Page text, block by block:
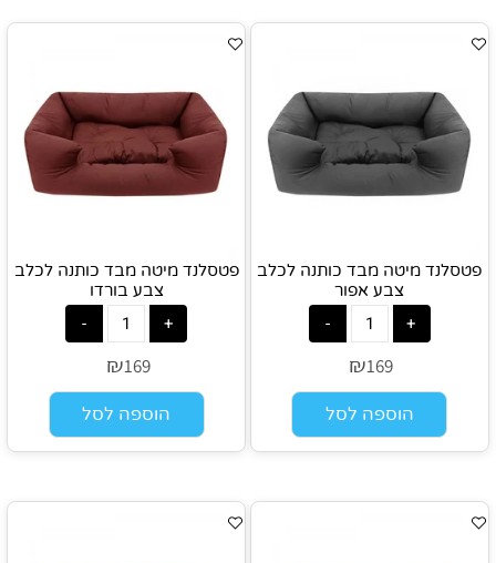
פטסלנד מיטה מבד כותנה לכלב
צבע אפור
₪169
הוספה לסל
פטסלנד מיטה מבד כותנה לכלב
צבע בורדו
₪169
הוספה לסל